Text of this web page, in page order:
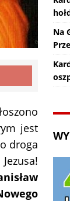
jest
droga
Na